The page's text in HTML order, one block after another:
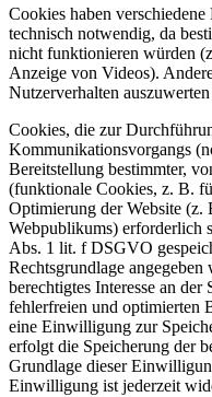
Cookies haben
technisch notwendig, da
nicht funktionieren würden
Anzeige von Videos).
Nutzerverhalten
Cookies, die zur
Kommunikationsvorgangs
Bereitstellung bestimmter,
(funktionale Cookies, z. B.
Optimierung der Website (z.
Webpublikums) erforderlich
Abs. 1 lit. f DSGVO
Rechtsgrundlage
berechtigtes Interesse an
fehlerfreien und optimierten
eine Einwilligung zur
erfolgt die Speicherung der
Grundlage dieser
Einwilligung ist jederzeit